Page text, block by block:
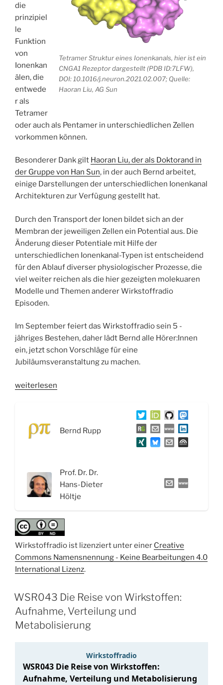
Tetramer Struktur eines Ionenkanals, hier ist ein
CNGA1 Rezeptor dargestellt (PDB ID:7LFW),
DOI: 10.1016/j.neuron.2021.02.007; Quelle:
Haoran Liu, AG Sun
die
prinzipiel
le
Funktion
von
Ionenkan
älen, die
entwede
r als
Tetramer
oder auch als Pentamer in unterschiedlichen Zellen
vorkommen können.
Besonderer Dank gilt Haoran Liu, der als Doktorand in
der Gruppe von Han Sun, in der auch Bernd arbeitet,
einige Darstellungen der unterschiedlichen Ionenkanal
Architekturen zur Verfügung gestellt hat.
Durch den Transport der Ionen bildet sich an der
Membran der jeweiligen Zellen ein Potential aus. Die
Änderung dieser Potentiale mit Hilfe der
unterschiedlichen Ionenkanal-Typen ist entscheidend
für den Ablauf diverser physiologischer Prozesse, die
viel weiter reichen als die hier gezeigten molekuaren
Modelle und Themen anderer Wirkstoffradio
Episoden.
Im September feiert das Wirkstoffradio sein 5 -
jähriges Bestehen, daher lädt Bernd alle Hörer:Innen
ein, jetzt schon Vorschläge für eine
Jubiläumsveranstaltung zu machen.
„WSR061
Kanäle:
steuern“
weiterlesen
Bernd Rupp
Prof. Dr. Dr.
Hans-Dieter
Höltje
Wirkstoffradio ist lizenziert unter einer Creative
Commons Namensnennung - Keine Bearbeitungen 4.0
International Lizenz.
WSR043 Die Reise von Wirkstoffen:
Aufnahme, Verteilung und
Metabolisierung